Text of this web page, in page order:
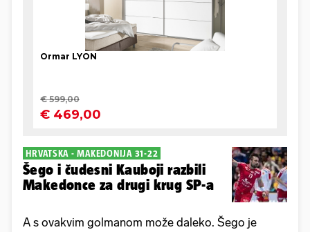
HRVATSKA - MAKEDONIJA 31-22
Šego i čudesni Kauboji razbili
Makedonce za drugi krug SP-a
A s ovakvim golmanom može daleko. Šego je